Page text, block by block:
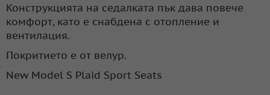
Конструкцията на седалката пък дава повече
комфорт, като е снабдена с отопление и
вентилация.
Покритието е от велур.
New Model S Plaid Sport Seats